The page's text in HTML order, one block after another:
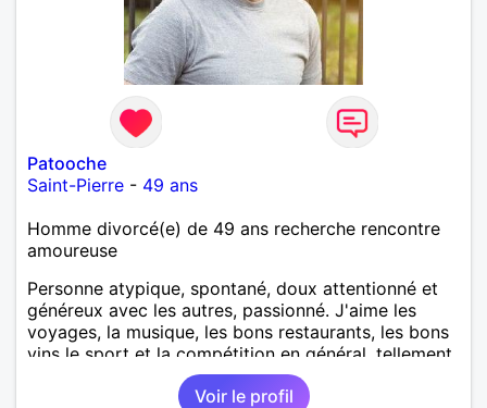
Patooche
Saint-Pierre - 49 ans
Homme divorcé(e) de 49 ans recherche rencontre
amoureuse
Personne atypique, spontané, doux attentionné et
généreux avec les autres, passionné. J'aime les
voyages, la musique, les bons restaurants, les bons
vins le sport et la compétition en général, tellement
de choses à dire qu'il faut me laisser un message !
Voir le profil